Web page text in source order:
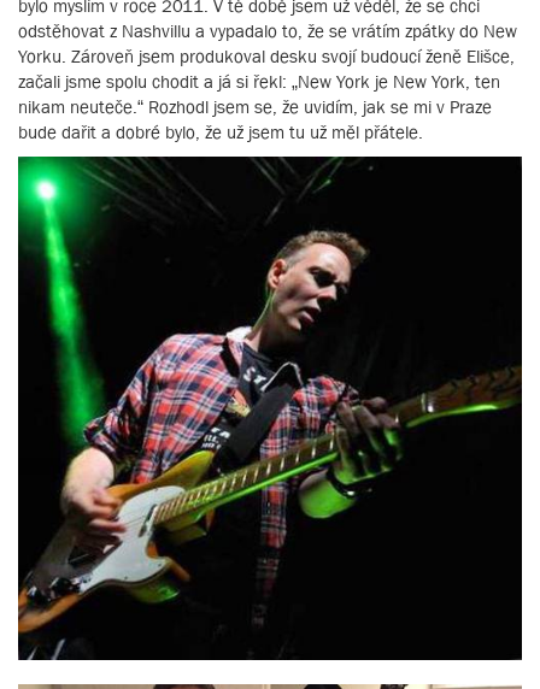
bylo myslím v roce 2011. V té době jsem už věděl, že se chci
odstěhovat z Nashvillu a vypadalo to, že se vrátím zpátky do New
Yorku. Zároveň jsem produkoval desku svojí budoucí ženě Elišce,
začali jsme spolu chodit a já si řekl: „New York je New York, ten
nikam neuteče.“ Rozhodl jsem se, že uvidím, jak se mi v Praze
bude dařit a dobré bylo, že už jsem tu už měl přátele.